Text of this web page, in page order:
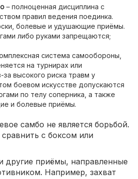
– полноценная дисциплина с
правил ведения поединка.
болевые и удушающие приёмы.
либо руками запрещаются;
система самообороны,
на турнирах или
за высокого риска травм у
боевом искусстве допускаются
по телу соперника, а также
и болевые приёмы.
самбо не является борьбой.
с боксом или
другие приёмы, направленные
Например, захват